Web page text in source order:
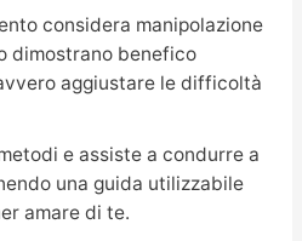
considera manipolazione
dimostrano benefico
aggiustare le difficoltà
e assiste a condurre a
una guida utilizzabile
amare di te.